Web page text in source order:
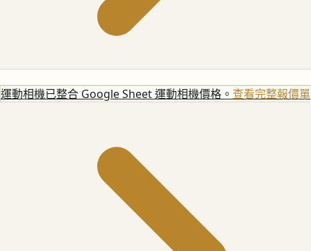
運動相機已整合 Google Sheet 運動相機價格。 查看完整報價單